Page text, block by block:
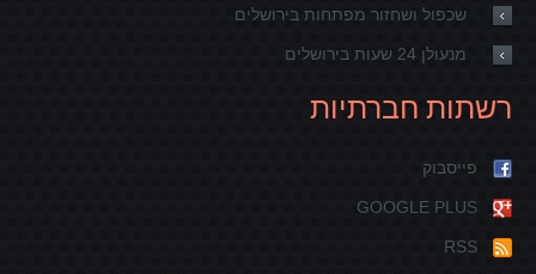
שכפול ושחזור מפתחות בירושלים
מנעולן 24 שעות בירושלים
רשתות חברתיות
פייסבוק
GOOGLE PLUS
RSS